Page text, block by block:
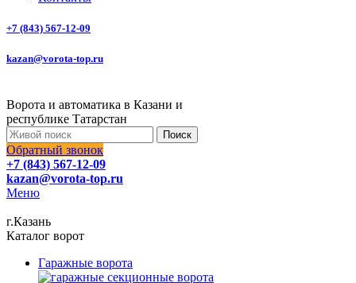
+7 (843) 567-12-09
kazan@vorota-top.ru
Ворота и автоматика в Казани и
республике Татарстан
Поиск
Обратный звонок
+7 (843) 567-12-09
kazan@vorota-top.ru
Меню
г.Казань
Каталог ворот
Гаражные ворота